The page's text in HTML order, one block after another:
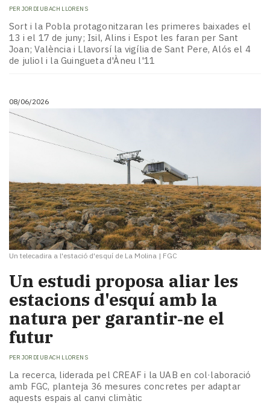
PER JORDI UBACH LLORENS
Sort i la Pobla protagonitzaran les primeres baixades el
13 i el 17 de juny; Isil, Alins i Espot les faran per Sant
Joan; València i Llavorsí la vigília de Sant Pere, Alós el 4
de juliol i la Guingueta d'Àneu l'11
08/06/2026
Un telecadira a l'estació d'esquí de La Molina | FGC
Un estudi proposa aliar les
estacions d'esquí amb la
natura per garantir‑ne el
futur
PER JORDI UBACH LLORENS
La recerca, liderada pel CREAF i la UAB en col·laboració
amb FGC, planteja 36 mesures concretes per adaptar
aquests espais al canvi climàtic